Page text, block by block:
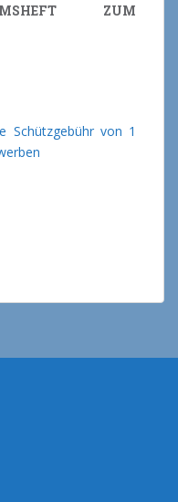
ZUM
Schützgebühr von 1